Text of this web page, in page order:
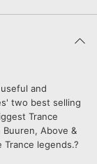
ライセンス提供
and
two best selling
Trance
Above &
legends.?